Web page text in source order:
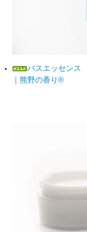
バスエッセンス
｜熊野の香り®